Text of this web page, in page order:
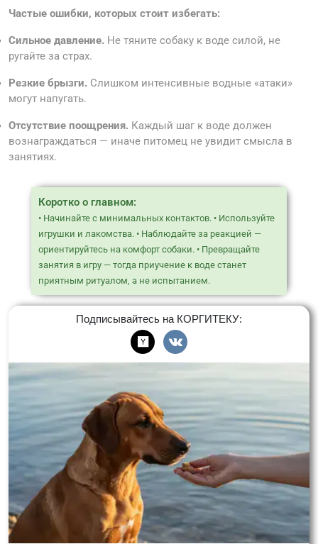
Частые ошибки, которых стоит избегать:
Сильное давление. Не тяните собаку к воде силой, не
ругайте за страх.
Резкие брызги. Слишком интенсивные водные «атаки»
могут напугать.
Отсутствие поощрения. Каждый шаг к воде должен
вознаграждаться — иначе питомец не увидит смысла в
занятиях.
Коротко о главном:
• Начинайте с минимальных контактов. • Используйте
игрушки и лакомства. • Наблюдайте за реакцией —
ориентируйтесь на комфорт собаки. • Превращайте
занятия в игру — тогда приучение к воде станет
приятным ритуалом, а не испытанием.
Подписывайтесь на КОРГИТЕКУ: